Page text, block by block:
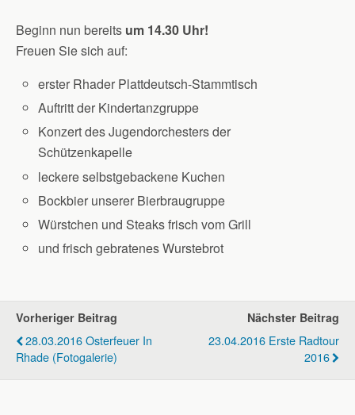
Beginn nun bereits um 14.30 Uhr!
Freuen Sie sich auf:
erster Rhader Plattdeutsch-Stammtisch
Auftritt der Kindertanzgruppe
Konzert des Jugendorchesters der
Schützenkapelle
leckere selbstgebackene Kuchen
Bockbier unserer Bierbraugruppe
Würstchen und Steaks frisch vom Grill
und frisch gebratenes Wurstebrot
Vorheriger Beitrag
28.03.2016 Osterfeuer In
Rhade (Fotogalerie)
Nächster Beitrag
23.04.2016 Erste Radtour
2016